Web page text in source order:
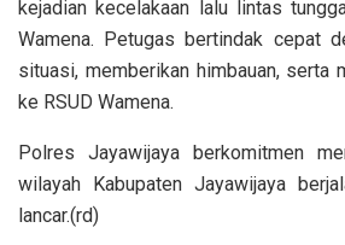
kejadian kecelakaan lalu lintas
Wamena. Petugas bertindak cepat
situasi, memberikan himbauan, serta
ke RSUD Wamena.
Polres Jayawijaya berkomitmen
wilayah Kabupaten Jayawijaya
lancar.(rd)